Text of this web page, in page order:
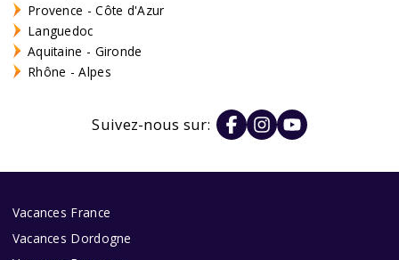
Provence - Côte d'Azur
Languedoc
Aquitaine - Gironde
Rhône - Alpes
Suivez-nous sur:
Vacances France
Vacances Dordogne